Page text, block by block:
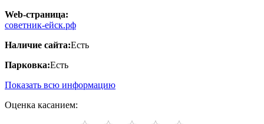
Web-страница:
советник-ейск.рф
Наличие сайта:Есть
Парковка:Есть
Показать всю информацию
Оценка касанием: